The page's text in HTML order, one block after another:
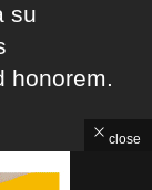
su
honorem.
close